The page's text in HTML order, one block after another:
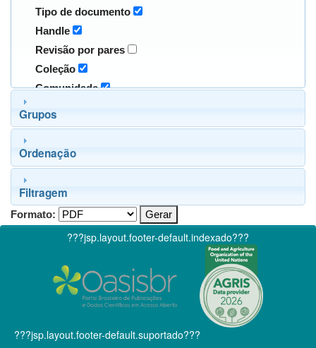
Tipo de documento
Handle
Revisão por pares
Coleção
Comunidade
Grupos
Ordenação
Filtragem
Formato:
???jsp.layout.footer-default.indexado???
???jsp.layout.footer-default.suportado???